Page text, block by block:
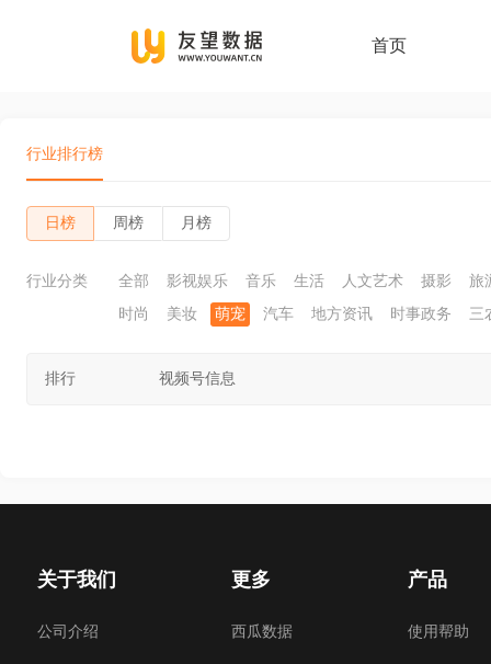
首页
行业排行榜
日榜 周榜 月榜
行业分类 全部 影视娱乐 音乐 生活 人文艺术 摄影
旅
时尚
美妆 萌宠 汽车 地方资讯 时事政务 三
排行 视频号信息
关于我们
公司介绍
更多
西瓜数据
产品
使用帮助